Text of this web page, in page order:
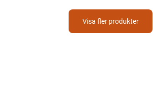
Visa fler produkter